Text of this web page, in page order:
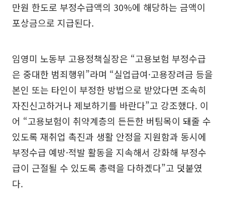
만원 한도로 부정수급액의 30%에 해당하는 금액이
포상금으로 지급된다.
임영미 노동부 고용정책실장은 “고용보험 부정수급
은 중대한 범죄행위”라며 “실업급여·고용장려금 등을
본인 또는 타인이 부정한 방법으로 받았다면 조속히
자진신고하거나 제보하기를 바란다”고 강조했다. 이
어 “고용보험이 취약계층의 든든한 버팀목이 돼줄 수
있도록 재취업 촉진과 생활 안정을 지원함과 동시에
부정수급 예방·적발 활동을 지속해서 강화해 부정수
급이 근절될 수 있도록 총력을 다하겠다”고 덧붙였
다.